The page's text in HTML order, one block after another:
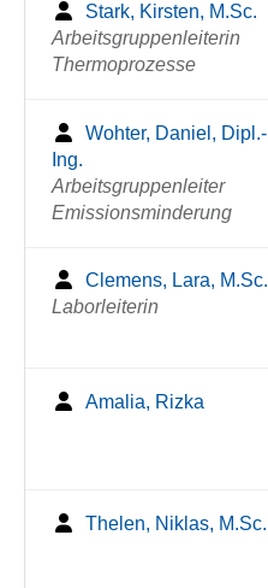
Stark, Kirsten, M.Sc.
Arbeitsgruppenleiterin
Thermoprozesse
Wohter, Daniel, Dipl.-
Ing.
Arbeitsgruppenleiter
Emissionsminderung
Clemens, Lara, M.Sc.
Laborleiterin
Amalia, Rizka
Thelen, Niklas, M.Sc.